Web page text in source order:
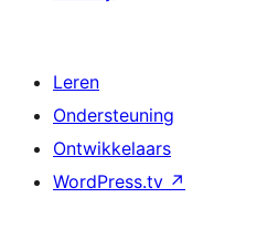
Leren
Ondersteuning
Ontwikkelaars
WordPress.tv ↗